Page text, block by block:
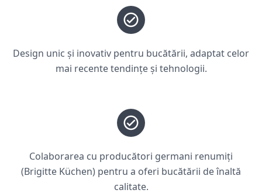
Design unic și inovativ pentru bucătării, adaptat celor
mai recente tendințe și tehnologii.
Colaborarea cu producători germani renumiți
(Brigitte Küchen) pentru a oferi bucătării de înaltă
calitate.